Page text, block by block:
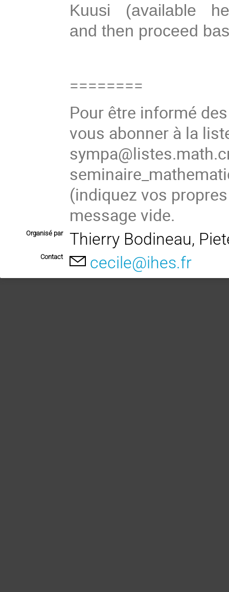
Kuusi (available
and then proceed
========
Pour être informé
vous abonner à la
(indiquez vos
message vide.
Organisé par Thierry Bodineau,
Contact cecile@ihes.fr